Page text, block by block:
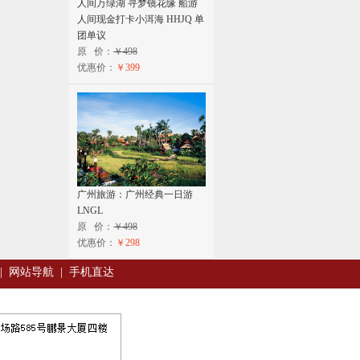
人间万绿湖 寻梦镜花缘 船游
人间现金打卡小洱海 HHJQ 单
团单议
原 价： ￥498
优惠价： ￥399
广州旅游：广州经典一日游
LNGL
原 价： ￥498
优惠价： ￥298
网站导航 手机直达